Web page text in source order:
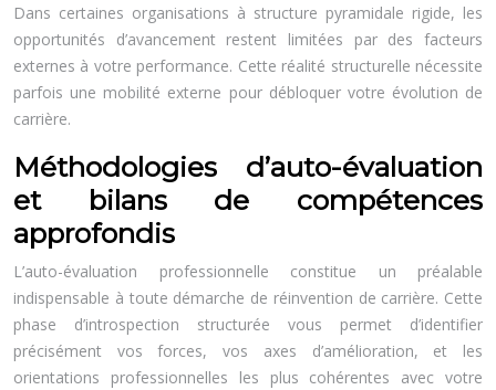
Dans certaines organisations à structure pyramidale rigide, les
opportunités d’avancement restent limitées par des facteurs
externes à votre performance. Cette réalité structurelle nécessite
parfois une mobilité externe pour débloquer votre évolution de
carrière.
Méthodologies d’auto-évaluation
et bilans de compétences
approfondis
L’auto-évaluation professionnelle constitue un préalable
indispensable à toute démarche de réinvention de carrière. Cette
phase d’introspection structurée vous permet d’identifier
précisément vos forces, vos axes d’amélioration, et les
orientations professionnelles les plus cohérentes avec votre